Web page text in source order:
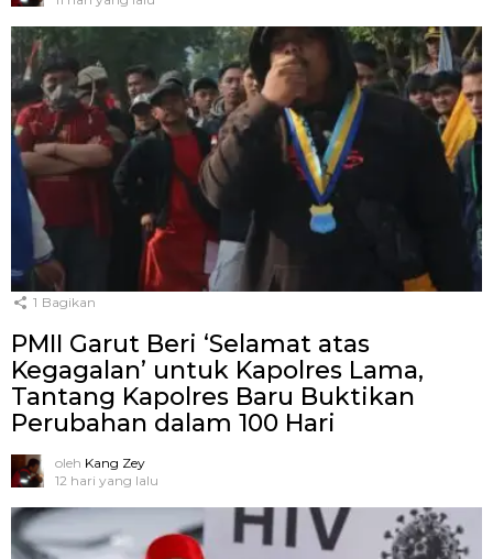
1 Bagikan
PMII Garut Beri ‘Selamat atas
Kegagalan’ untuk Kapolres Lama,
Tantang Kapolres Baru Buktikan
Perubahan dalam 100 Hari
oleh Kang Zey
12 hari yang lalu